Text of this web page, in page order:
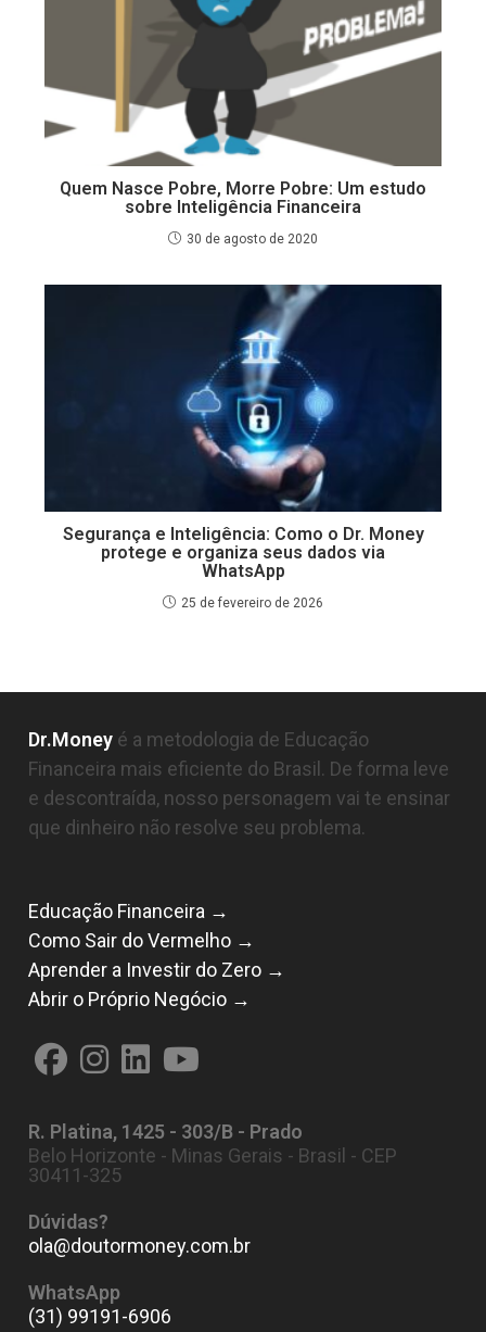
Quem Nasce Pobre, Morre Pobre: Um estudo
sobre Inteligência Financeira
30 de agosto de 2020
Segurança e Inteligência: Como o Dr. Money
protege e organiza seus dados via
WhatsApp
25 de fevereiro de 2026
Dr.Money é a metodologia de Educação
Financeira mais eficiente do Brasil. De forma leve
e descontraída, nosso personagem vai te ensinar
que dinheiro não resolve seu problema.
Educação Financeira →
Como Sair do Vermelho →
Aprender a Investir do Zero →
Abrir o Próprio Negócio →
uma
nova
aba
uma
nova
aba
uma
nova
uma
nova
R. Platina, 1425 - 303/B - Prado
Belo Horizonte - Minas Gerais - Brasil - CEP
30411-325
Dúvidas?
ola@doutormoney.com.brAbre
WhatsApp
(31) 99191-6906